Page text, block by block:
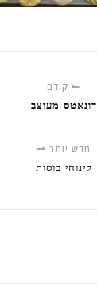
קודם
דונאטס מעוצב
חדש יותר
קינוחי כוסות